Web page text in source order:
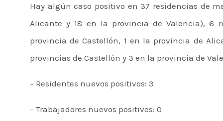
Hay algún caso positivo en 37 residencias de
Alicante y 18 en la provincia de Valencia), 6
provincia de Castellón, 1 en la provincia de
provincias de Castellón y 3 en la provincia de
– Residentes nuevos positivos: 3
– Trabajadores nuevos positivos: 0